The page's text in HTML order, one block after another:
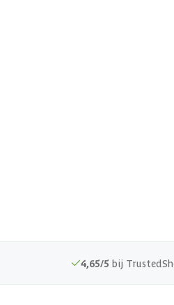
4,65/5 bij